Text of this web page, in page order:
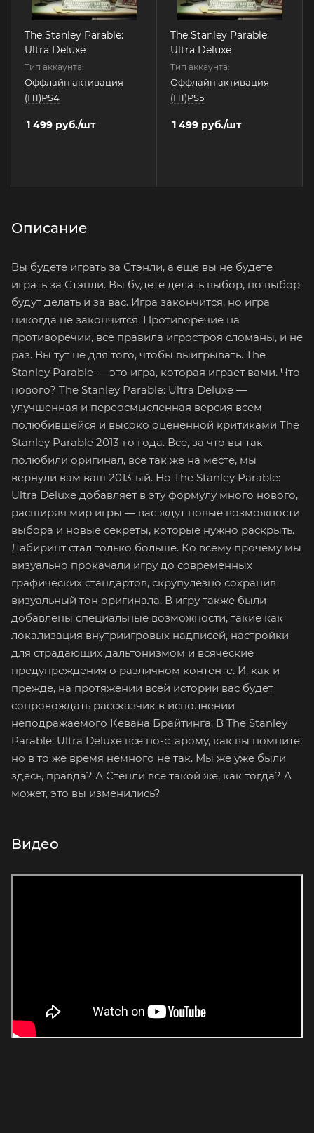
The Stanley Parable:
Ultra Deluxe
Тип аккаунта:
Оффлайн активация
(П1)PS4
1 499 руб./шт
The Stanley Parable:
Ultra Deluxe
Тип аккаунта:
Оффлайн активация
(П1)PS5
1 499 руб./шт
Описание
Вы будете играть за Стэнли, а еще вы не будете
играть за Стэнли. Вы будете делать выбор, но выбор
будут делать и за вас. Игра закончится, но игра
никогда не закончится. Противоречие на
противоречии, все правила игростроя сломаны, и не
раз. Вы тут не для того, чтобы выигрывать. The
Stanley Parable — это игра, которая играет вами. Что
нового? The Stanley Parable: Ultra Deluxe —
улучшенная и переосмысленная версия всем
полюбившейся и высоко оцененной критиками The
Stanley Parable 2013-го года. Все, за что вы так
полюбили оригинал, все так же на месте, мы
вернули вам ваш 2013-ый. Но The Stanley Parable:
Ultra Deluxe добавляет в эту формулу много нового,
расширяя мир игры — вас ждут новые возможности
выбора и новые секреты, которые нужно раскрыть.
Лабиринт стал только больше. Ко всему прочему мы
визуально прокачали игру до современных
графических стандартов, скрупулезно сохранив
визуальный тон оригинала. В игру также были
добавлены специальные возможности, такие как
локализация внутриигровых надписей, настройки
для страдающих дальтонизмом и всяческие
предупреждения о различном контенте. И, как и
прежде, на протяжении всей истории вас будет
сопровождать рассказчик в исполнении
неподражаемого Кевана Брайтинга. В The Stanley
Parable: Ultra Deluxe все по-старому, как вы помните,
но в то же время немного не так. Мы же уже были
здесь, правда? А Стенли все такой же, как тогда? А
может, это вы изменились?
Видео